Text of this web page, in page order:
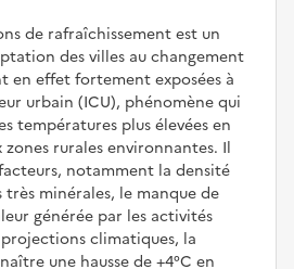
de rafraîchissement est un
des villes au changement
en effet fortement exposées à
urbain (ICU), phénomène qui
températures plus élevées en
rurales environnantes. Il
notamment la densité
très minérales, le manque de
générée par les activités
climatiques, la
une hausse de +4°C en